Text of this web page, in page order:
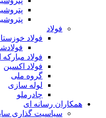
فولاد
فولاد
فولاد
فولاد اکسین
گروه ملی
لوله سازی
چادرملو
همکاران رسانه ای
سیاسیت گذاری